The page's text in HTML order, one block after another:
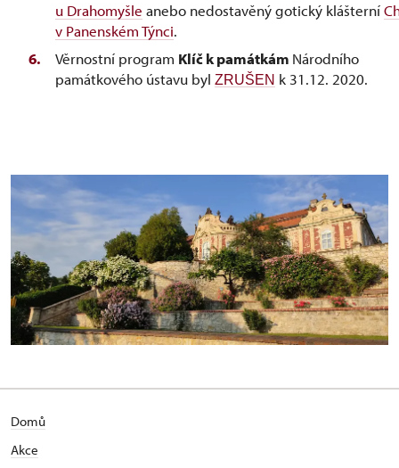
u Drahomyšle anebo nedostavěný gotický klášterní
v Panenském Týnci.
Věrnostní program Klíč k památkám Národního
památkového ústavu byl ZRUŠEN k 31.12. 2020.
Domů
Akce